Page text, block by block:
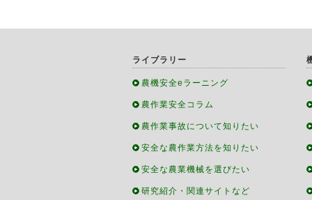
ライブラリー
農機安全eラーニング
農作業安全コラム
農作業事故について知りたい
安全な農作業方法を知りたい
安全な農業機械を選びたい
研究紹介・関連サイトなど